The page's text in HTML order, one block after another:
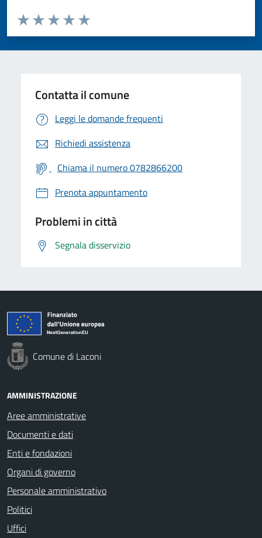
Valuta da 1 a 5 stelle la pagina
Valuta 5 stelle su 5
Valuta 4 stelle su 5
Valuta 3 stelle su 5
Valuta 2 stelle su 5
Valuta 1 stelle su 5
Contatta il comune
Leggi le domande frequenti
Richiedi assistenza
Chiama il numero 0782866200
Prenota appuntamento
Problemi in città
Segnala disservizio
Comune di Laconi
AMMINISTRAZIONE
Aree amministrative
Documenti e dati
Enti e fondazioni
Organi di governo
Personale amministrativo
Politici
Uffici